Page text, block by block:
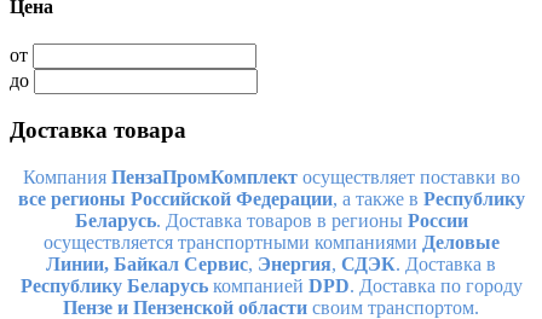
Цена
от
до
Доставка товара
Компания ПензаПромКомплектосуществляет поставки во
все регионы Российской Федерации, а также в Республику
Беларусь. Доставка товаров в регионы России
осуществляется транспортными компаниями Деловые
Линии, Байкал Сервис, Энергия, СДЭК. Доставка в
Республику Беларуськомпанией DPD. Доставка по городу
Пензе и Пензенской области своим транспортом.